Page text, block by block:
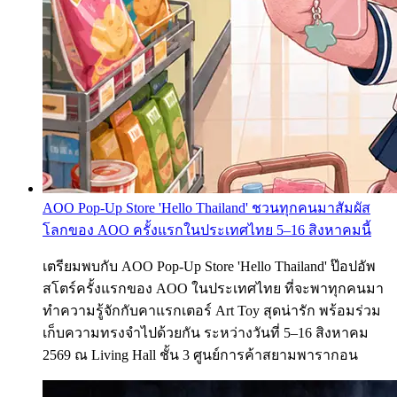
AOO Pop-Up Store 'Hello Thailand' ชวนทุกคนมาสัมผัส
โลกของ AOO ครั้งแรกในประเทศไทย 5–16 สิงหาคมนี้
เตรียมพบกับ AOO Pop-Up Store 'Hello Thailand' ป๊อปอัพ
สโตร์ครั้งแรกของ AOO ในประเทศไทย ที่จะพาทุกคนมา
ทำความรู้จักกับคาแรกเตอร์ Art Toy สุดน่ารัก พร้อมร่วม
เก็บความทรงจำไปด้วยกัน ระหว่างวันที่ 5–16 สิงหาคม
2569 ณ Living Hall ชั้น 3 ศูนย์การค้าสยามพารากอน